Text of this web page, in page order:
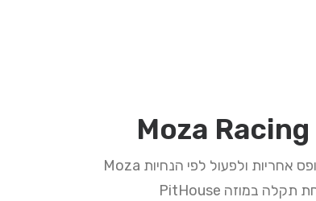
בכפוף לתנאי האחריות המוסכמים, יש לעיין בטופס אחריות ולפעול לפי הנחיות Moza